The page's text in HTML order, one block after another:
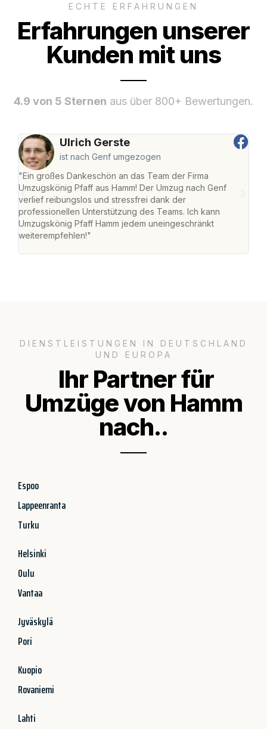
ECHTE ERFAHRUNGEN
Erfahrungen unserer
Kunden mit uns
4.9 von 5 Sternen aus über 800+ Bewertungen.
Ulrich Gerste
ist nach Genf umgezogen
"Ein großes Dankeschön an das Team der Firma
Umzugskönig Pfaff aus Hamm! Der Umzug nach Genf
verlief reibungslos und stressfrei dank der
professionellen Unterstützung des Teams. Ich kann
Umzugskönig Pfaff Hamm jedem uneingeschränkt
weiterempfehlen!"
DIENSTLEISTUNGEN IN DEUTSCHLAND
UND EUROPA
Ihr Partner für
Umzüge von Hamm
nach..
Espoo
Lappeenranta
Turku
Helsinki
Oulu
Vantaa
Jyväskylä
Pori
Kuopio
Rovaniemi
Lahti